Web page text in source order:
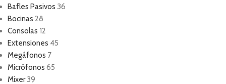
Bafles Pasivos 36
Bocinas 28
Consolas 12
Extensiones 45
Megáfonos 7
Micrófonos 65
Mixer 39